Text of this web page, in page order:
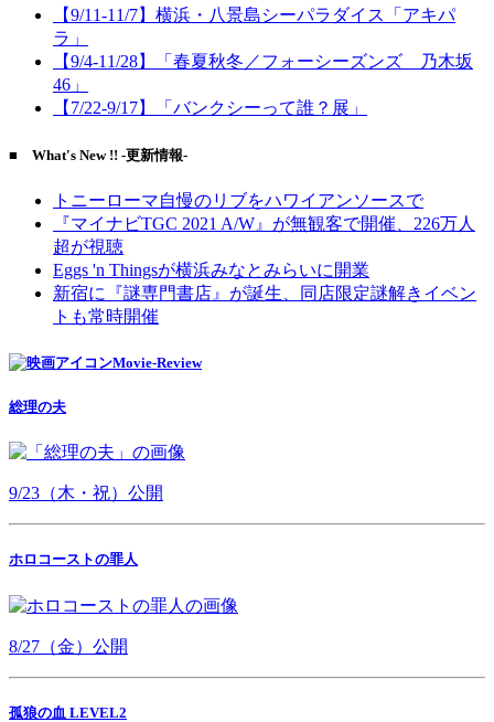
【9/11-11/7】横浜・八景島シーパラダイス「アキパ
ラ」
【9/4-11/28】「春夏秋冬／フォーシーズンズ 乃木坂
46」
【7/22-9/17】「バンクシーって誰？展」
■ What's New !! -更新情報-
トニーローマ自慢のリブをハワイアンソースで
『マイナビTGC 2021 A/W』が無観客で開催、226万人
超が視聴
Eggs 'n Thingsが横浜みなとみらいに開業
新宿に『謎専門書店』が誕生、同店限定謎解きイベン
トも常時開催
Movie-Review
総理の夫
9/23（木・祝）公開
ホロコーストの罪人
8/27（金）公開
孤狼の血 LEVEL2